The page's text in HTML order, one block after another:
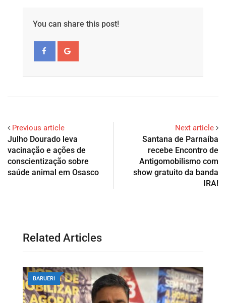
You can share this post!
Previous article
Julho Dourado leva
vacinação e ações de
conscientização sobre
saúde animal em Osasco
Next article
Santana de Parnaíba
recebe Encontro de
Antigomobilismo com
show gratuito da banda
IRA!
Related Articles
BARUERI